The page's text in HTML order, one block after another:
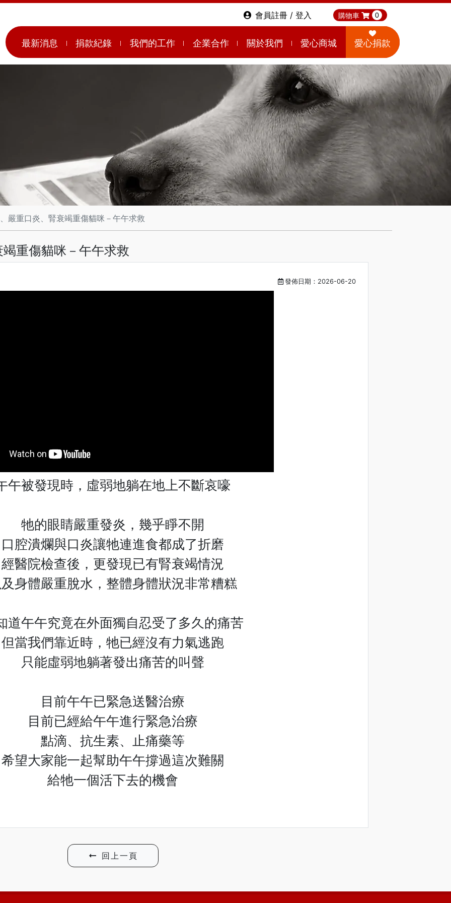
會員註冊 / 登入 購物車 0
最新消息 捐款紀錄 我們的工作 企業合作 關於我們 愛心商城 愛心捐款
嚴重口炎、腎衰竭重傷貓咪－午午求救
重傷貓咪－午午求救
發佈日期：2026-06-20
午被發現時，虛弱地躺在地上不斷哀嚎
牠的眼睛嚴重發炎，幾乎睜不開
口腔潰爛與口炎讓牠連進食都成了折磨
經醫院檢查後，更發現已有腎衰竭情況
身體嚴重脫水，整體身體狀況非常糟糕
道午午究竟在外面獨自忍受了多久的痛苦
但當我們靠近時，牠已經沒有力氣逃跑
只能虛弱地躺著發出痛苦的叫聲
目前午午已緊急送醫治療
目前已經給午午進行緊急治療
點滴、抗生素、止痛藥等
希望大家能一起幫助午午撐過這次難關
給牠一個活下去的機會
回上一頁